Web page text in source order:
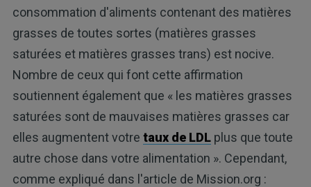
consommation d'aliments contenant des matières
grasses de toutes sortes (matières grasses
saturées et matières grasses trans) est nocive.
Nombre de ceux qui font cette affirmation
soutiennent également que « les matières grasses
saturées sont de mauvaises matières grasses car
elles augmentent votre taux de LDL plus que toute
autre chose dans votre alimentation ». Cependant,
comme expliqué dans l'article de Mission.org :